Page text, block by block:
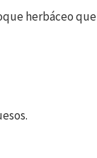
herbáceo que